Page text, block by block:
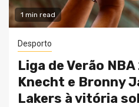
1 min read
Desporto
Liga de Verão
Knecht e Bronny
Lakers à vitória